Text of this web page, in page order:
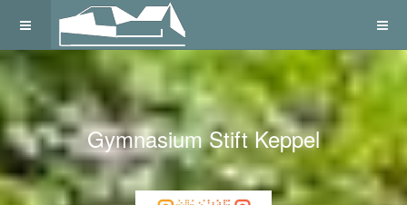
Gymnasium Stift Keppel